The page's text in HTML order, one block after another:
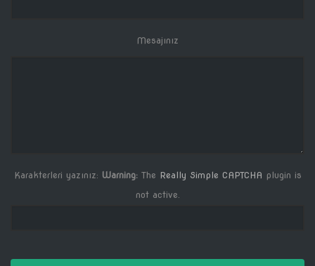
Mesajınız
Karakterleri yazınız: Warning:The Really Simple CAPTCHA plugin is
not active.